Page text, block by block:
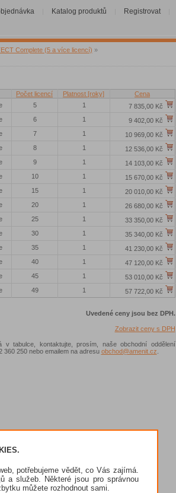
Katalog produktů Registrovat
Complete (5 a více licencí) »
Počet licencí Platnost [roky]
Cena
5 1
7 835,00 Kč
6 1
9 402,00 Kč
7 1
10 969,00 Kč
8 1
12 536,00 Kč
9 1
14 103,00 Kč
10 1
15 670,00 Kč
15 1
20 010,00 Kč
20 1
26 680,00 Kč
25 1
33 350,00 Kč
30 1
35 340,00 Kč
35 1
41 230,00 Kč
40 1
47 120,00 Kč
45 1
53 010,00 Kč
49 1 57 722,00 Kč
Uvedené ceny jsou bez DPH.
Zobrazit ceny s DPH
tabulce, kontaktujte, prosím, naše obchodní oddělení
360 250 nebo emailem na adresu obchod@amenit.cz
potřebujeme vědět, co Vás zajímá.
a služeb. Některé jsou pro správnou
můžete rozhodnout sami.